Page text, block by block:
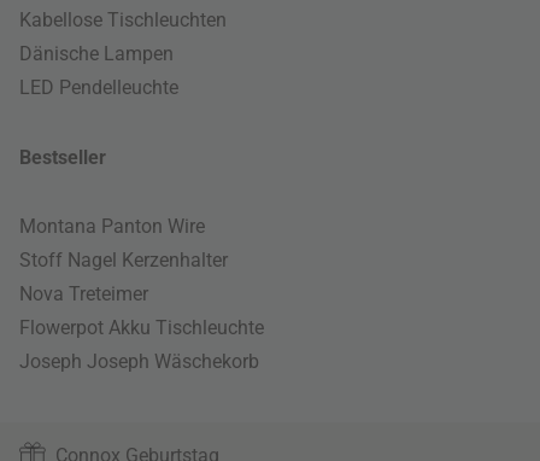
Kabellose Tischleuchten
Dänische Lampen
LED Pendelleuchte
Bestseller
Montana Panton Wire
Stoff Nagel Kerzenhalter
Nova Treteimer
Flowerpot Akku Tischleuchte
Joseph Joseph Wäschekorb
Connox Geburtstag